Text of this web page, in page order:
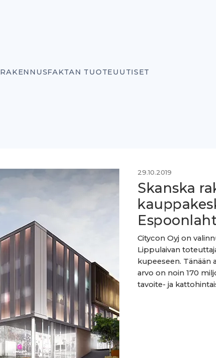
RAKENNUSFAKTAN TUOTEUUTISET
29.10.2019
Skanska
Citycon Oyj on
Lippulaivan
kupeeseen. Tänään
arvo on noin 170
tavoite- ja